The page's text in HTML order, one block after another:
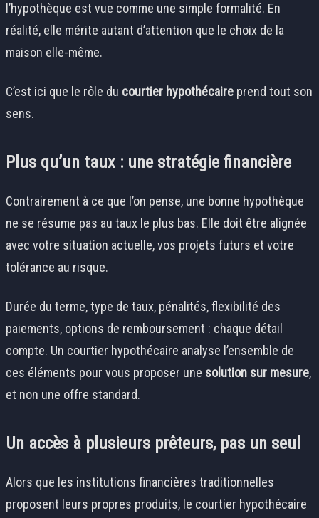
l’hypothèque est vue comme une simple formalité. En
réalité, elle mérite autant d’attention que le choix de la
maison elle-même.
C’est ici que le rôle du courtier hypothécaire prend tout son
sens.
Plus qu’un taux : une stratégie financière
Contrairement à ce que l’on pense, une bonne hypothèque
ne se résume pas au taux le plus bas. Elle doit être alignée
avec votre situation actuelle, vos projets futurs et votre
tolérance au risque.
Durée du terme, type de taux, pénalités, flexibilité des
paiements, options de remboursement : chaque détail
compte. Un courtier hypothécaire analyse l’ensemble de
ces éléments pour vous proposer une solution sur mesure,
et non une offre standard.
Un accès à plusieurs prêteurs, pas un seul
Alors que les institutions financières traditionnelles
proposent leurs propres produits, le courtier hypothécaire